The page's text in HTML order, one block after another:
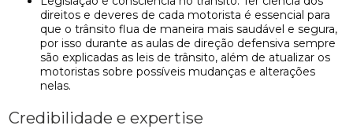
direitos e deveres de cada motorista é essencial para
que o trânsito flua de maneira mais saudável e segura,
por isso durante as aulas de direção defensiva sempre
são explicadas as leis de trânsito, além de atualizar os
motoristas sobre possíveis mudanças e alterações
nelas.
Credibilidade e expertise